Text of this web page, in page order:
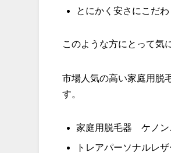
とにかく安さにこだ
このような方にとって気
市場人気の高い家庭用脱
す。
家庭用脱毛器 ケノン
トレアパーソナルレ